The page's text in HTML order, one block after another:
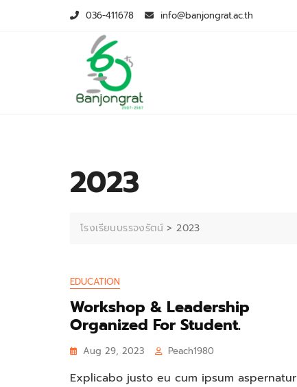
036-411678 info@banjongrat.ac.th
2023
โรงเรียนบรรจงรัตน์ >2023
EDUCATION
Workshop & Leadership
Organized For Student.
Aug 29, 2023 Peach1980
Explicabo justo eu cum ipsum aspernatur